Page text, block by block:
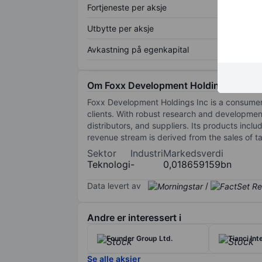
Fortjeneste per aksje
Utbytte per aksje
Avkastning på egenkapital
Om Foxx Development Holdings Inc.
Foxx Development Holdings Inc is a
clients. With robust research and
distributors, and suppliers. Its products
revenue stream is derived from the sales of
Sektor
Teknologi
Industri
-
Markedsverdi
0,018659159bn
Data levert av /
Andre er interessert i
Founder Group Ltd. Tianci
Se alle aksjer